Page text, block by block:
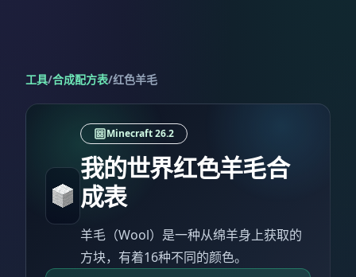
工具/合成配方表/红色羊毛
Minecraft 26.2
我的世界红色羊毛合
成表
羊毛（Wool）是一种从绵羊身上获取的
方块，有着16种不同的颜色。